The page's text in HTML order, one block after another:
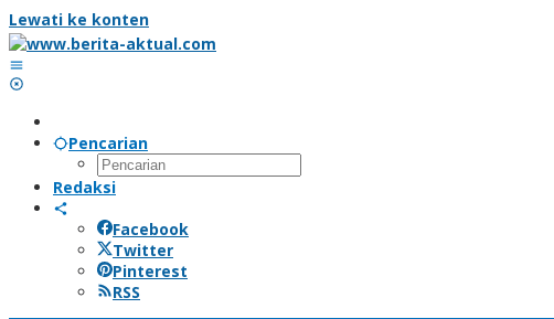
Lewati ke konten
Pencarian
Redaksi
Facebook
Twitter
Pinterest
RSS